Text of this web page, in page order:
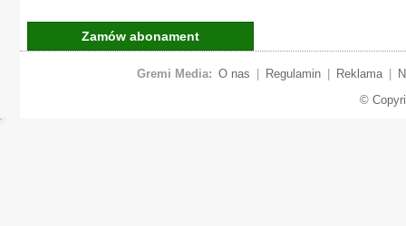
Zamów abonament
Gremi Media: O nas Regulamin Reklama
©